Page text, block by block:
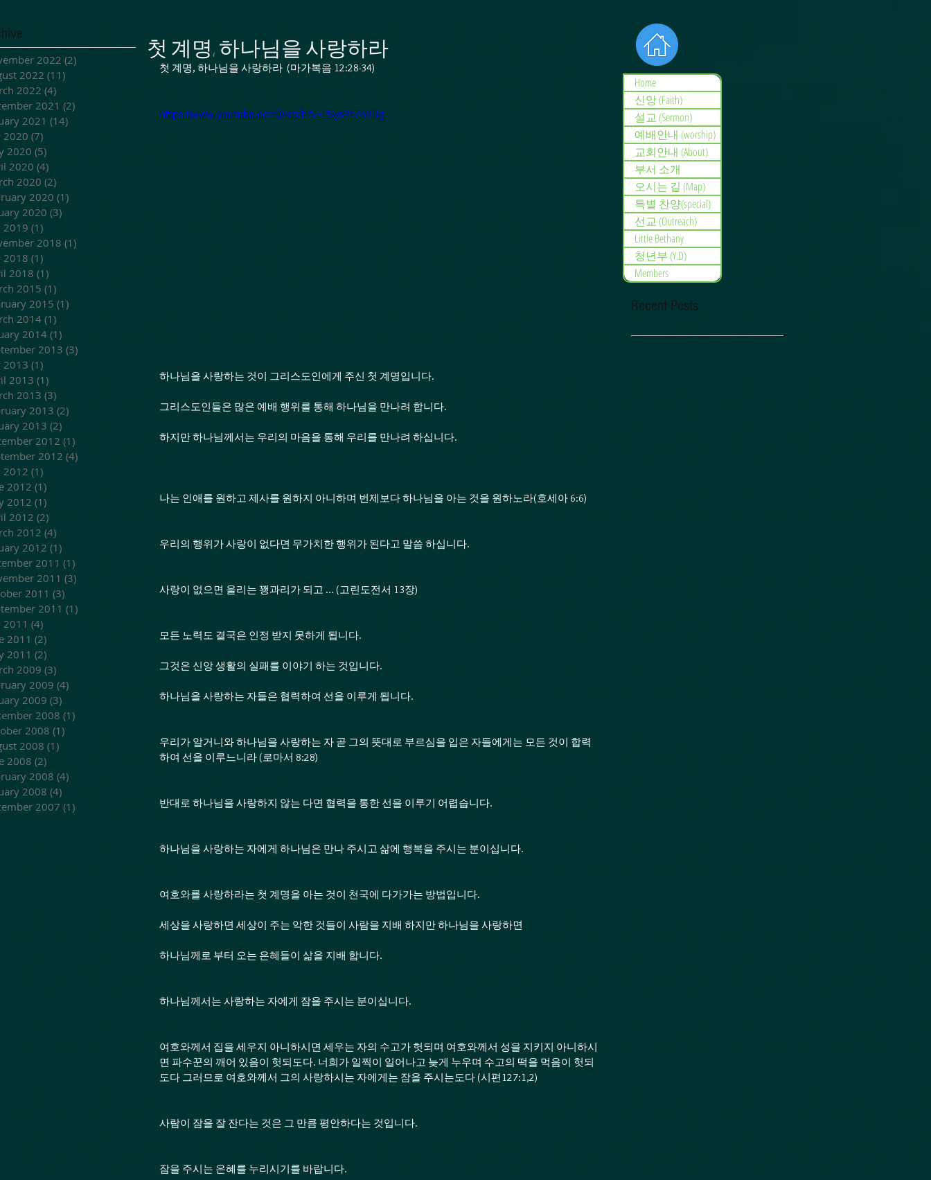
2022 (2)
2022 (11)
2022 (4)
2021 (2)
2021 (14)
2020 (7)
2020 (5)
2020 (4)
2020 (2)
2020 (1)
2020 (3)
2019 (1)
2018 (1)
2018 (1)
2018 (1)
2015 (1)
2015 (1)
2014 (1)
2014 (1)
2013 (3)
2013 (1)
2013 (1)
2013 (3)
2013 (2)
2013 (2)
2012 (1)
2012 (4)
2012 (1)
2012 (1)
2012 (1)
2012 (2)
2012 (4)
2012 (1)
2011 (1)
2011 (3)
2011 (3)
2011 (1)
2011 (4)
2011 (2)
2011 (2)
2009 (3)
2009 (4)
2009 (3)
2008 (1)
2008 (1)
2008 (1)
2008 (2)
2008 (4)
2008 (4)
2007 (1)
첫 계명, 하나님을 사랑하라
첫 계명, 하나님을 사랑하라  (마가복음 12:28-34)
https://www.youtube.com/watch?v=PSys9t7b9Bg
하나님을 사랑하는 것이 그리스도인에게 주신 첫 계명입니다.
그리스도인들은 많은 예배 행위를 통해 하나님을 만나려 합니다.
하지만 하나님께서는 우리의 마음을 통해 우리를 만나려 하십니다.
나는 인애를 원하고 제사를 원하지 아니하며 번제보다 하나님을 아는 것을 원하노라(호세아 6:6)
우리의 행위가 사랑이 없다면 무가치한 행위가 된다고 말씀 하십니다.
사랑이 없으면 울리는 꽹과리가 되고 … (고린도전서 13장)
모든 노력도 결국은 인정 받지 못하게 됩니다.
그것은 신앙 생활의 실패를 이야기 하는 것입니다.
하나님을 사랑하는 자들은 협력하여 선을 이루게 됩니다.
우리가 알거니와 하나님을 사랑하는 자 곧 그의 뜻대로 부르심을 입은 자들에게는 모든 것이 합력
하여 선을 이루느니라 (로마서 8:28)
반대로 하나님을 사랑하지 않는 다면 협력을 통한 선을 이루기 어렵습니다.
하나님을 사랑하는 자에게 하나님은 만나 주시고 삶에 행복을 주시는 분이십니다.
여호와를 사랑하라는 첫 계명을 아는 것이 천국에 다가가는 방법입니다.
세상을 사랑하면 세상이 주는 악한 것들이 사람을 지배 하지만 하나님을 사랑하면
하나님께로 부터 오는 은혜들이 삶을 지배 합니다.
하나님께서는 사랑하는 자에게 잠을 주시는 분이십니다.
여호와께서 집을 세우지 아니하시면 세우는 자의 수고가 헛되며 여호와께서 성을 지키지 아니하시
면 파수꾼의 깨어 있음이 헛되도다. 너희가 일찍이 일어나고 늦게 누우며 수고의 떡을 먹음이 헛되
도다 그러므로 여호와께서 그의 사랑하시는 자에게는 잠을 주시는도다 (시편127:1,2)
사람이 잠을 잘 잔다는 것은 그 만큼 평안하다는 것입니다.
잠을 주시는 은혜를 누리시기를 바랍니다.
Home
신앙 (Faith)
설교 (Sermon)
예배안내 (worship)
교회안내 (About)
부서 소개
오시는 길 (Map)
특별 찬양(special)
선교 (Outreach)
Little Bethany
청년부 (Y.D)
Members
Recent Posts